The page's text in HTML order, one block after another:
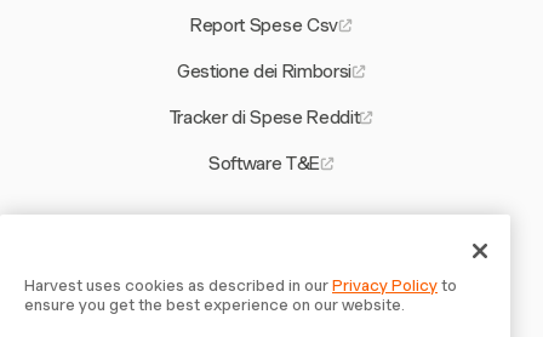
Report Spese Csv
Gestione dei Rimborsi
Tracker di Spese Reddit
Software T&E
Calcola la Frequenza di Pareggio
Harvest uses cookies as described in ourPrivacy Policyto
ensure you get the best experience on our website.